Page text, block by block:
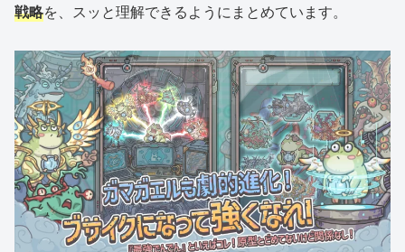
戦略を、スッと理解できるようにまとめています。